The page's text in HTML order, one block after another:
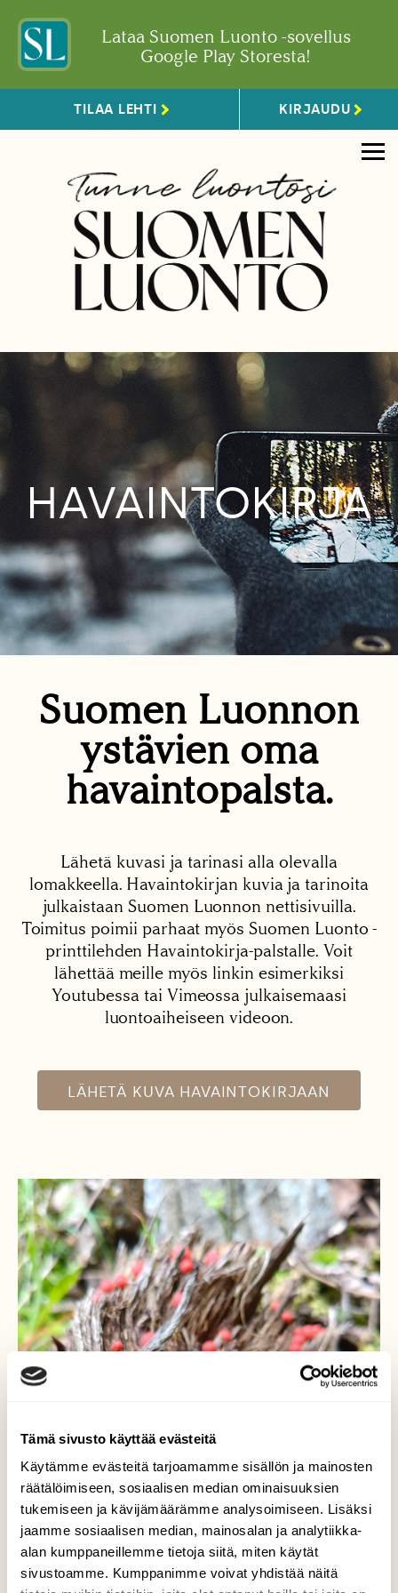
Tämä sivusto käyttää evästeitä
Käytämme evästeitä tarjoamamme sisällön ja mainosten
räätälöimiseen, sosiaalisen median ominaisuuksien
tukemiseen ja kävijämäärämme analysoimiseen. Lisäksi
jaamme sosiaalisen median, mainosalan ja analytiikka-
alan kumppaneillemme tietoja siitä, miten käytät
sivustoamme. Kumppanimme voivat yhdistää näitä
Lataa Suomen Luonto -sovellus
Google Play Storesta!
TILAA LEHTI KIRJAUDU
HAVAINTOKIRJA
Suomen Luonnon
ystävien oma
havaintopalsta.
Lähetä kuvasi ja tarinasi alla olevalla
lomakkeella. Havaintokirjan kuvia ja tarinoita
julkaistaan Suomen Luonnon nettisivuilla.
Toimitus poimii parhaat myös Suomen Luonto -
printtilehden Havaintokirja-palstalle. Voit
lähettää meille myös linkin esimerkiksi
Youtubessa tai Vimeossa julkaisemaasi
luontoaiheiseen videoon.
LÄHETÄ KUVA HAVAINTOKIRJAAN